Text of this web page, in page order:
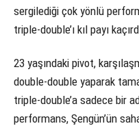
sergilediği çok yönlü
triple-double’ı kıl payı
23 yaşındaki pivot,
double-double yaparak
triple-double’a sadece bir
performans, Şengün’ün